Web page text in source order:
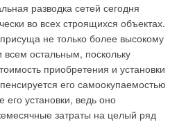
разводка сетей сегодня
во всех строящихся объектах.
не только более высокому
остальным, поскольку
приобретения и установки
его самоокупаемостью
его установки, ведь оно
затраты на целый ряд
тройники*
труб, из
Все параметры насоса и
на заводе. Время, необходимое
насосного агрегата, не превышает
стандартного